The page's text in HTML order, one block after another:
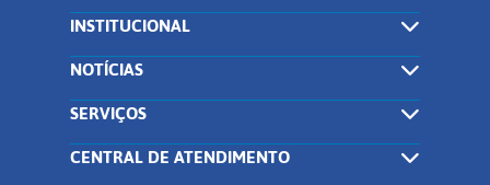
INSTITUCIONAL
NOTÍCIAS
SERVIÇOS
CENTRAL DE ATENDIMENTO